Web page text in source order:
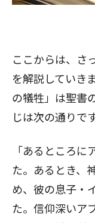
ここからは、さ
を解説していき
の犠牲」は聖書
じは次の通りです
「あるところ
た。あるとき、
め、彼の息子・
た。信仰深いア